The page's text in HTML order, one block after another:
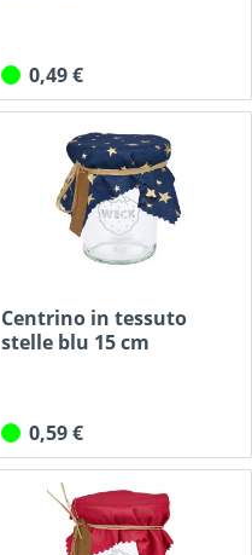
0,49 €
Centrino in tessuto
stelle blu 15 cm
0,59 €